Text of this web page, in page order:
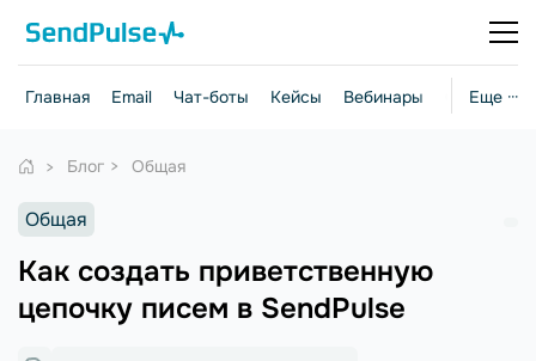
Еще ···
Главная Email Чат-боты Кейсы Вебинары Стратегии
Блог Общая
Общая
Как создать приветственную
цепочку писем в SendPulse